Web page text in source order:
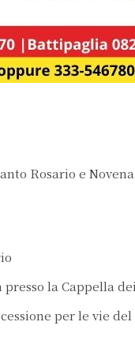
Rosario e
presso la Cappella
per le vie